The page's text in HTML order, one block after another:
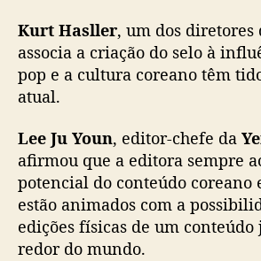
Kurt Hasller, um dos diretores
associa a criação do selo à
pop e a cultura coreano têm
atual.
Lee Ju Youn, editor-chefe da
afirmou que a editora sempre
potencial do conteúdo coreano
estão animados com a
edições físicas de um conteúdo
redor do mundo.